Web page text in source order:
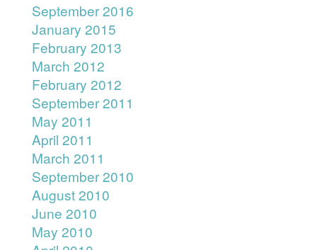
September 2016
January 2015
February 2013
March 2012
February 2012
September 2011
May 2011
April 2011
March 2011
September 2010
August 2010
June 2010
May 2010